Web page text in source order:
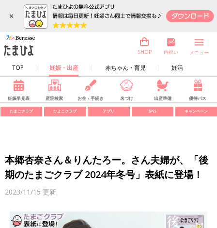
×
TOP 妊娠・出産 赤ちゃん・育児 妊活
SHOP 内祝い メニュー
妊娠早見表 産院検索 お金・手続き 名づけ 出産準備 優待パス
たまごクラブ ひよこクラブ アプリ SNS キャンペーン
本郷杏奈さん＆りんたろー。さん夫婦が、「後
期のたまごクラブ 2024年冬号」表紙に登場！
2023/11/15 更新